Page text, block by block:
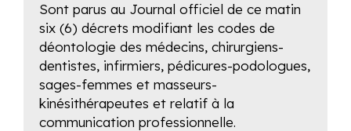
Sont parus au Journal officiel de ce matin
six (6) décrets modifiant les codes de
déontologie des médecins, chirurgiens-
dentistes, infirmiers, pédicures-podologues,
sages-femmes et masseurs-
kinésithérapeutes et relatif à la
communication professionnelle.